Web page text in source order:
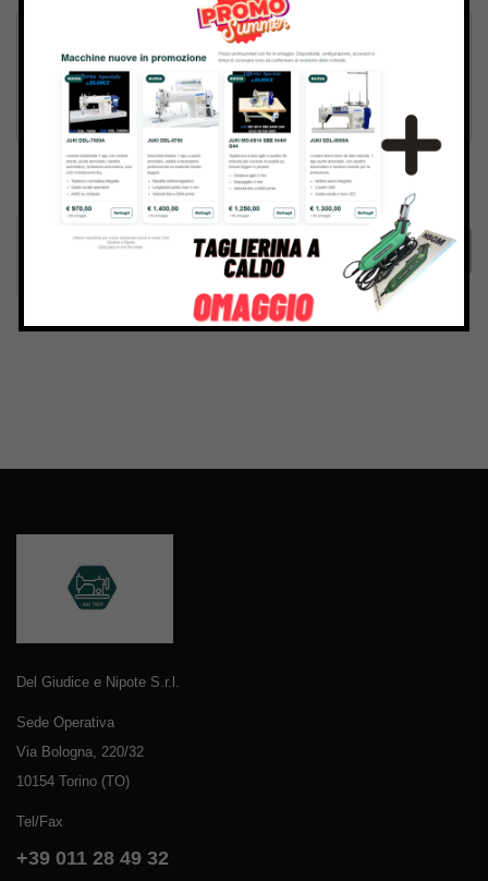
Inviando il messaggio confermo di aver letto e accettato
Termini e condizionidel sito web
Invia
Del Giudice e Nipote S.r.l.
Sede Operativa
Via Bologna, 220/32
10154 Torino (TO)
Tel/Fax
+39 011 28 49 32